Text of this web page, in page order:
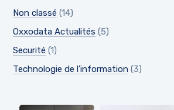
Non classé (14)
Oxxodata Actualités (5)
Securité (1)
Technologie de l'information (3)